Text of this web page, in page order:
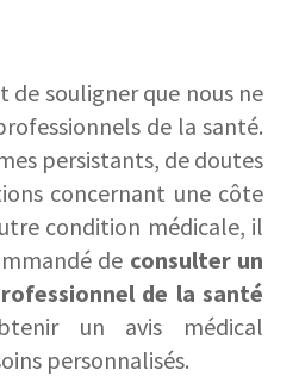
souligner que nous ne
de la santé.
persistants, de doutes
concernant une côte
condition médicale, il
de consulter un
de la santé
un avis médical
personnalisés.